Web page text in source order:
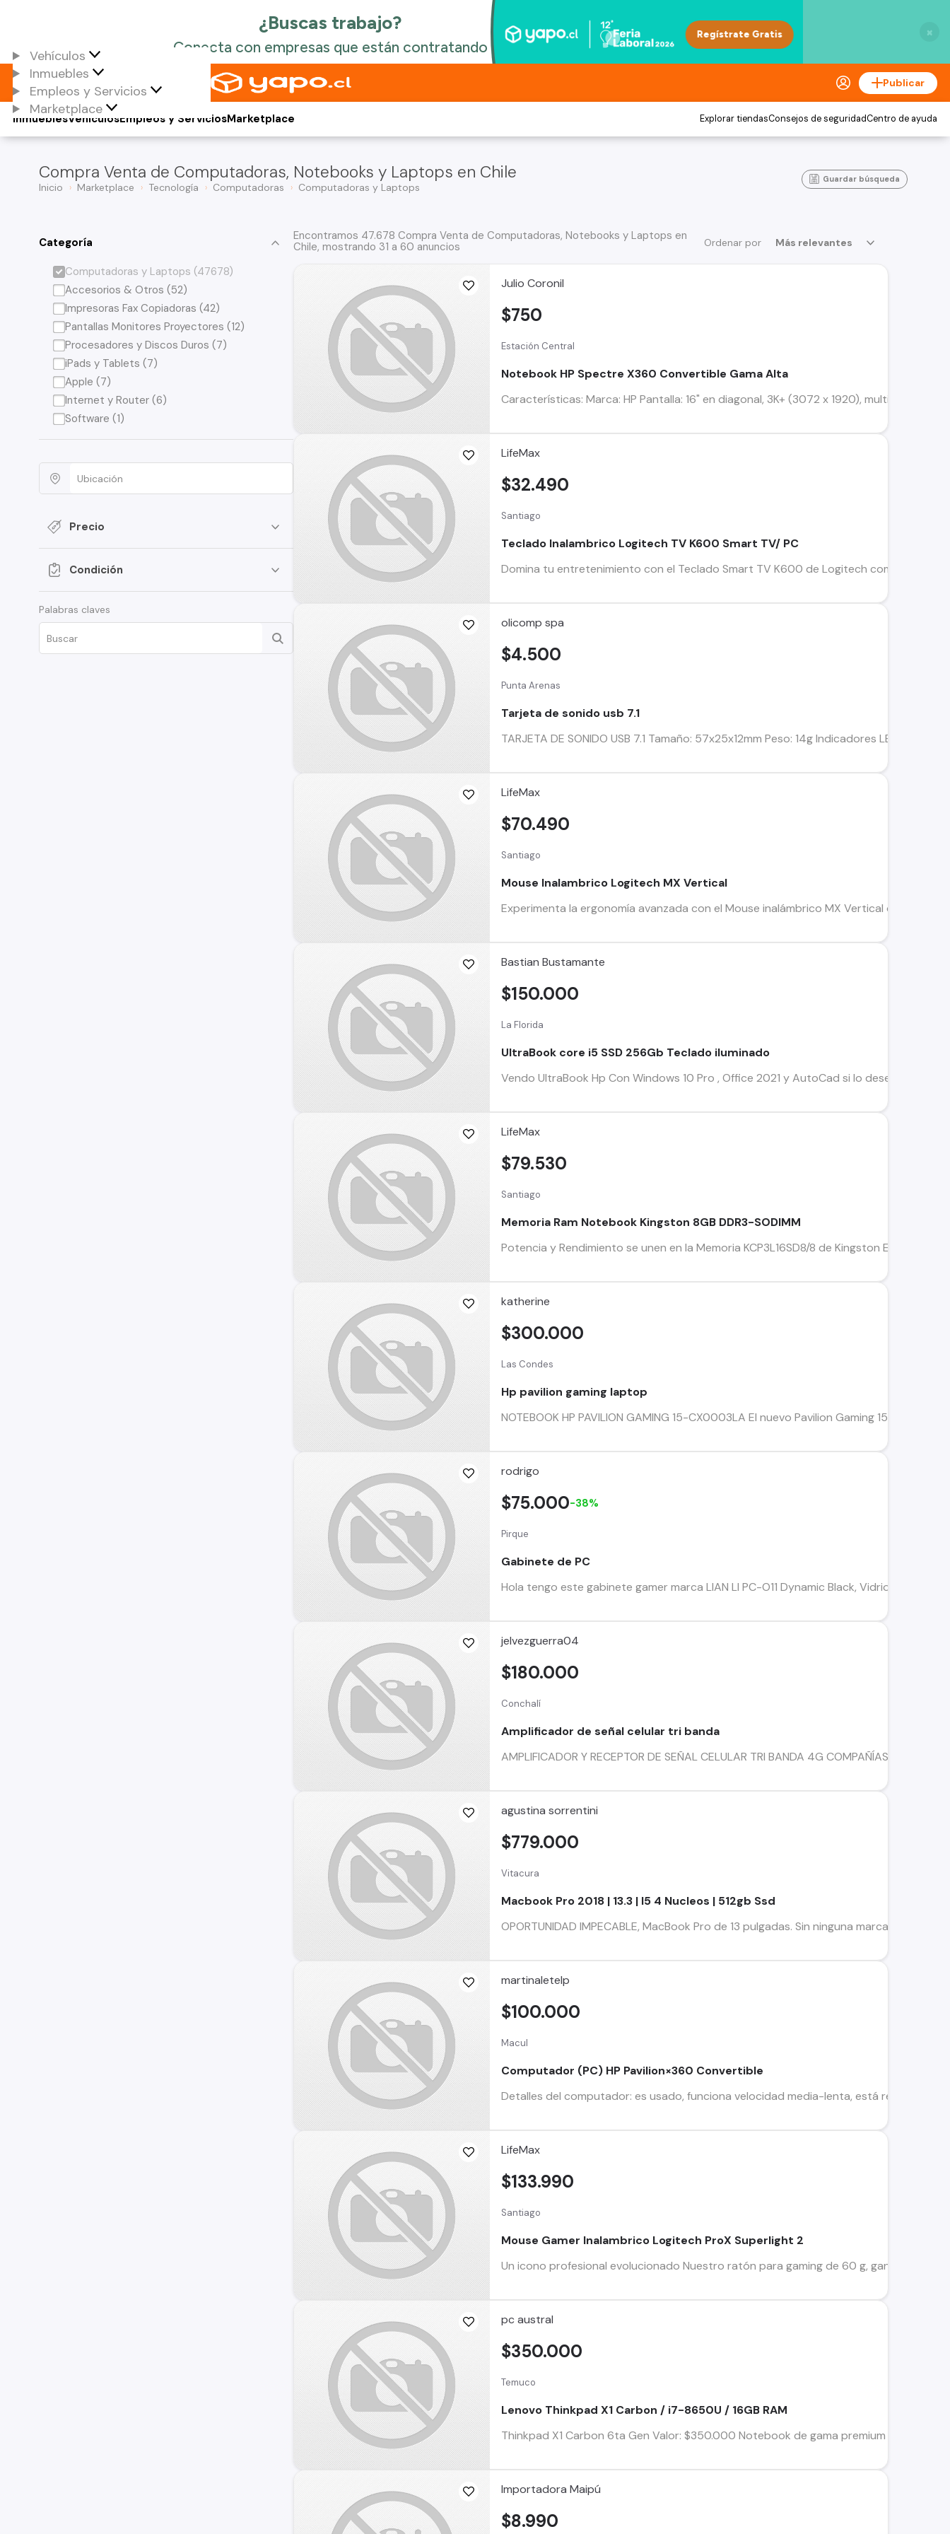
×
Vehículos
Inmuebles
Empleos y Servicios
Marketplace
Publicar
Vehículos
Inmuebles Empleos y ServiciosMarketplace Explorar tiendasConsejos de seguridadCentro de ayuda
Compra Venta de Computadoras, Notebooks y Laptops en Chile
Inicio Marketplace Tecnología Computadoras Computadoras y Laptops
Guardar búsqueda
Categoría
Computadoras y Laptops (47678)
Accesorios & Otros (52)
Impresoras Fax Copiadoras (42)
Pantallas Monitores Proyectores (12)
Procesadores y Discos Duros (7)
iPads y Tablets (7)
Apple (7)
Internet y Router (6)
Software (1)
Precio
Condición
Palabras claves
Ordenar por Más relevantes
Encontramos 47.678 Compra Venta de Computadoras, Notebooks y Laptops en
Chile, mostrando 31 a 60 anuncios
Julio Coronil
Estación Central
Notebook HP Spectre X360 Convertible Gama Alta
Características: Marca: HP Pantalla: 16" en diagonal, 3K+ (3072 x 1920), multitáctil,
$750
LifeMax
Santiago
Teclado Inalambrico Logitech TV K600 Smart TV/ PC
Domina tu entretenimiento con el Teclado Smart TV K600 de Logitech compatible
$32.490
olicomp spa
Punta Arenas
Tarjeta de sonido usb 7.1
TARJETA DE SONIDO USB 7.1 Tamaño: 57x25x12mm Peso: 14g Indicadores LED:
$4.500
LifeMax
Santiago
Mouse Inalambrico Logitech MX Vertical
Experimenta la ergonomía avanzada con el Mouse inalámbrico MX Vertical de
$70.490
Bastian Bustamante
La Florida
UltraBook core i5 SSD 256Gb Teclado iluminado
Vendo UltraBook Hp Con Windows 10 Pro , Office 2021 y AutoCad si lo desea !
$150.000
LifeMax
Santiago
Memoria Ram Notebook Kingston 8GB DDR3-SODIMM
Potencia y Rendimiento se unen en la Memoria KCP3L16SD8/8 de Kingston Es la
$79.530
katherine
Las Condes
Hp pavilion gaming laptop
NOTEBOOK HP PAVILION GAMING 15-CX0003LA El nuevo Pavilion Gaming 15-
$300.000
rodrigo
Pirque
Gabinete de PC
Hola tengo este gabinete gamer marca LIAN LI PC-O11 Dynamic Black, Vidrio
$75.000-38%
jelvezguerra04
Conchalí
Amplificador de señal celular tri banda
AMPLIFICADOR Y RECEPTOR DE SEÑAL CELULAR TRI BANDA 4G COMPAÑÍAS
$180.000
agustina sorrentini
Vitacura
Macbook Pro 2018 | 13.3 | I5 4 Nucleos | 512gb Ssd
OPORTUNIDAD IMPECABLE, MacBook Pro de 13 pulgadas. Sin ninguna marca ni
$779.000
martinaletelp
Macul
Computador (PC) HP Pavilion×360 Convertible
Detalles del computador: es usado, funciona velocidad media-lenta, está re
$100.000
LifeMax
Santiago
Mouse Gamer Inalambrico Logitech ProX Superlight 2
Un icono profesional evolucionado Nuestro ratón para gaming de 60 g, ganador de
$133.990
pc austral
Temuco
Lenovo Thinkpad X1 Carbon / i7-8650U / 16GB RAM
Thinkpad X1 Carbon 6ta Gen Valor: $350.000 Notebook de gama premium de la
$350.000
Importadora Maipú
$8.990